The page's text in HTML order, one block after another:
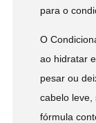
para o
O
ao hidratar
pesar ou
cabelo leve,
fórmula